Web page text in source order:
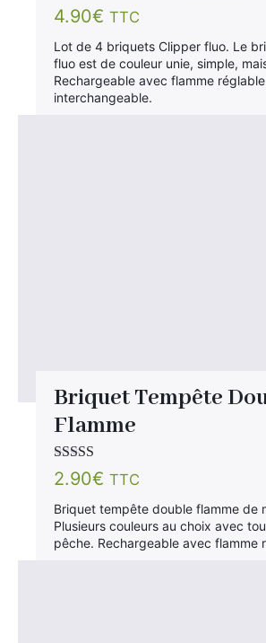
4.90€ TTC
Lot de 4 briquets Clipper fluo. Le
fluo est de couleur unie, simple,
Rechargeable avec flamme
interchangeable.
Briquet Tempête
Flamme
Note5.00sur
5
2.90€ TTC
Briquet tempête double flamme de
Plusieurs couleurs au choix avec
pêche. Rechargeable avec flamme